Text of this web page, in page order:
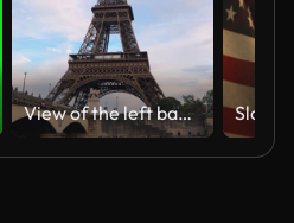
View of the left bank of the Seine River, the Eiffel Tower, boats sailing on the river, the Quai Jacques-Chirac embankment and Pont d'Iena, Jena Bridge spanning the River Seine of Paris, France.